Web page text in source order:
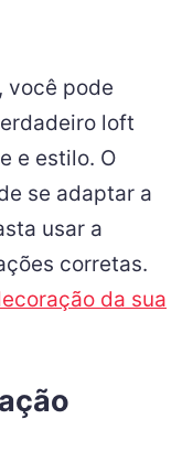
você pode
loft
e estilo. O
se adaptar a
usar a
corretas.
da sua